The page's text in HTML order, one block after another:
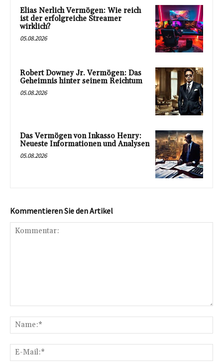
Elias Nerlich Vermögen: Wie reich
ist der erfolgreiche Streamer
wirklich?
05.08.2026
Robert Downey Jr. Vermögen: Das
Geheimnis hinter seinem Reichtum
05.08.2026
Das Vermögen von Inkasso Henry:
Neueste Informationen und Analysen
05.08.2026
Kommentieren Sie den Artikel